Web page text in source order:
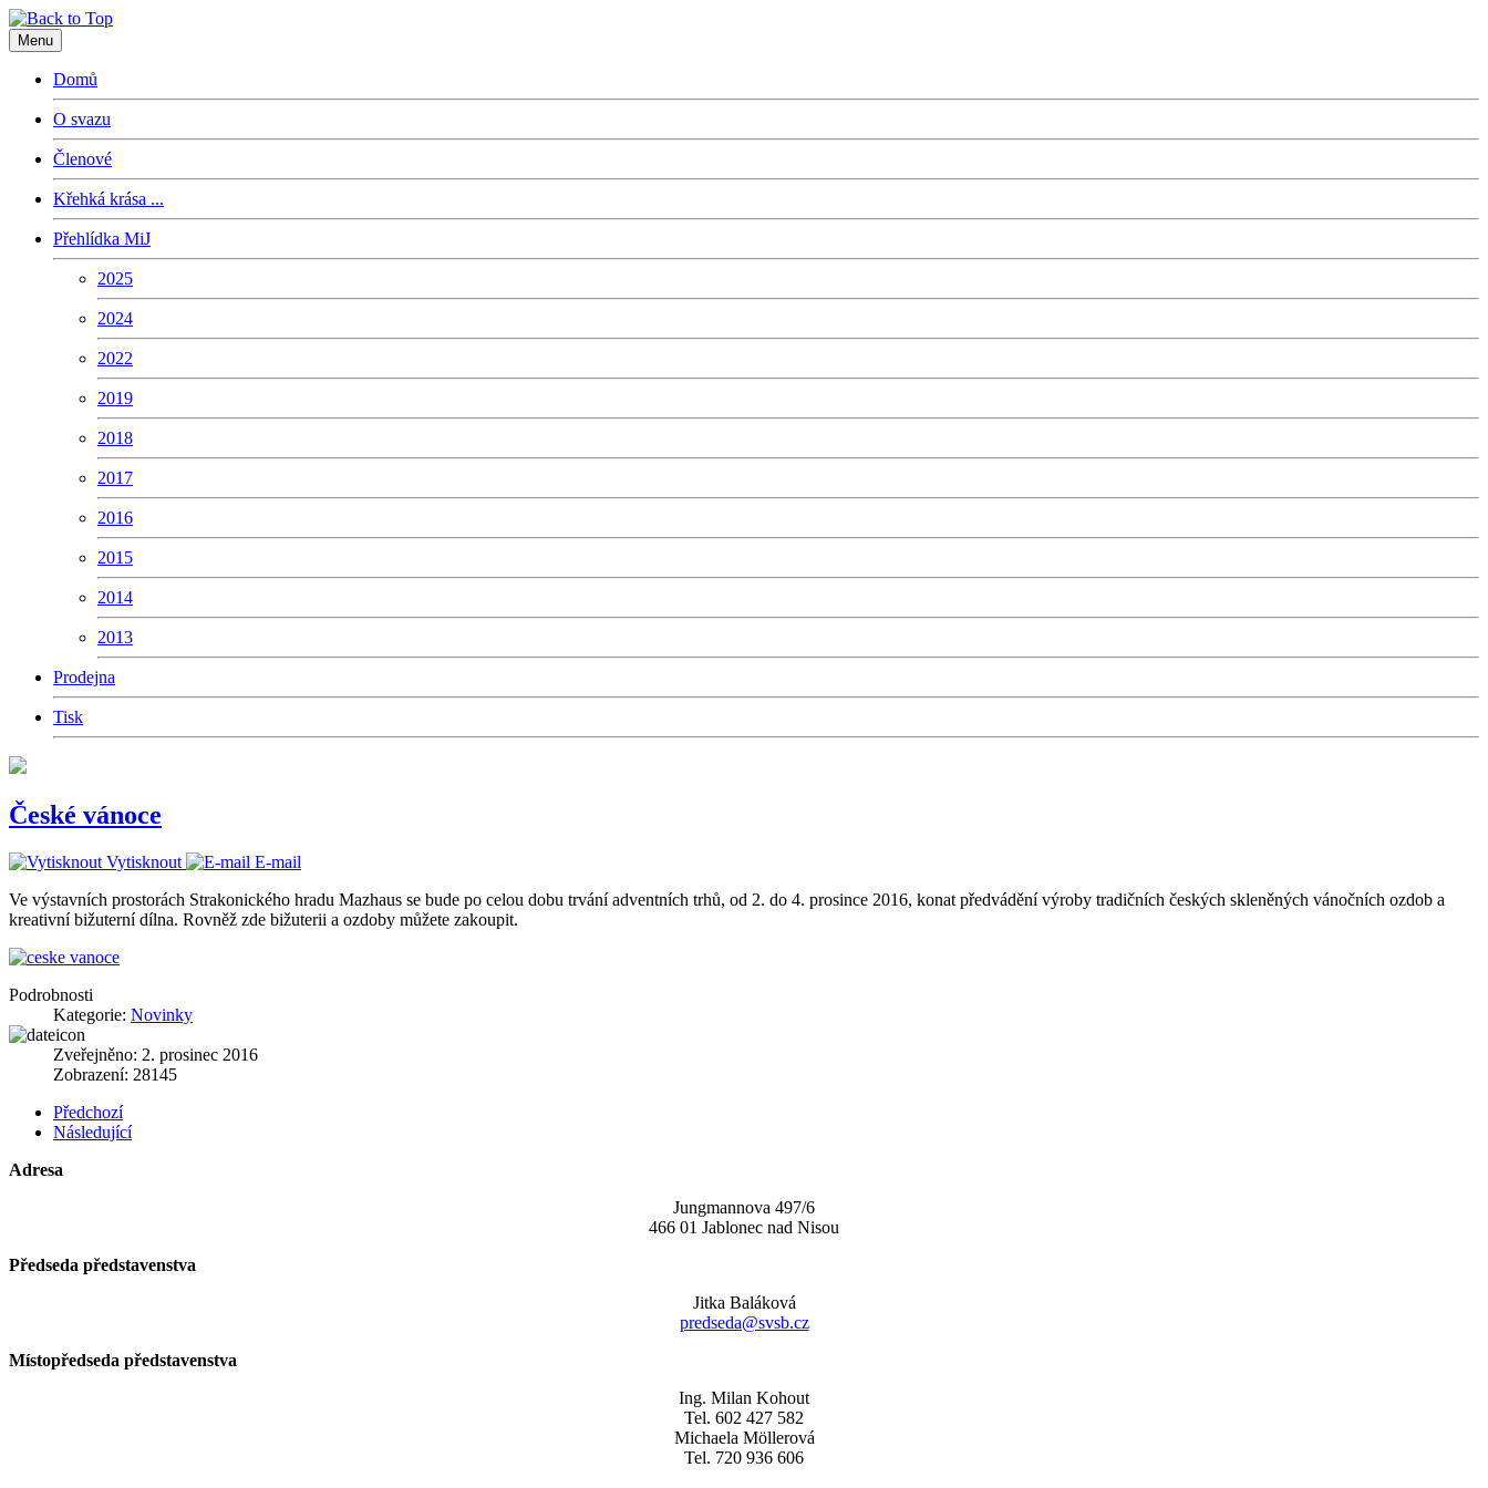
Menu
Domů
O svazu
Členové
Křehká krása ...
Přehlídka MiJ
2025
2024
2022
2019
2018
2017
2016
2015
2014
2013
Prodejna
Tisk
České vánoce
Vytisknout
E-mail
Ve výstavních prostorách Strakonického hradu Mazhaus se bude po celou dobu trvání adventních trhů, od 2. do 4. prosince 2016, konat předvádění výroby tradičních českých skleněných vánočních ozdob a
kreativní bižuterní dílna. Rovněž zde bižuterii a ozdoby můžete zakoupit.
Podrobnosti
Kategorie: Novinky
Zveřejněno: 2. prosinec 2016
Zobrazení: 28145
Předchozí
Následující
Adresa
Jungmannova 497/6
466 01 Jablonec nad Nisou
Předseda představenstva
Jitka Baláková
predseda@svsb.cz
Místopředseda představenstva
Ing. Milan Kohout
Tel. 602 427 582
Michaela Möllerová
Tel. 720 936 606